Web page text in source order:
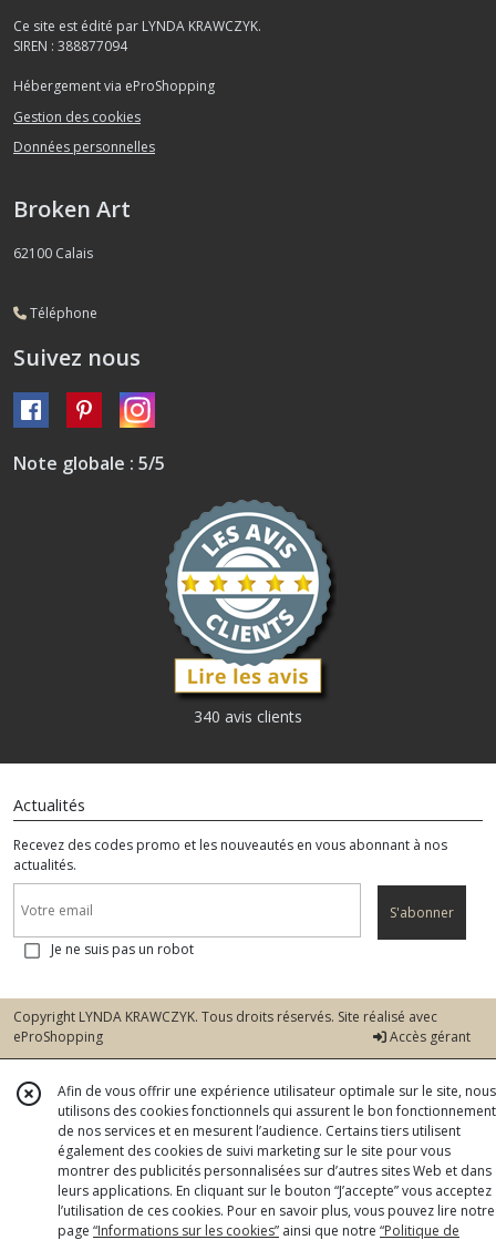
Ce site est édité par LYNDA KRAWCZYK.
SIREN : 388877094
Hébergement via eProShopping
Gestion des cookies
Données personnelles
Broken Art
62100 Calais
Téléphone
Suivez nous
Note globale : 5/5
340 avis clients
Actualités
Recevez des codes promo et les nouveautés en vous abonnant à nos
actualités.
S'abonner
Je ne suis pas un robot
Copyright LYNDA KRAWCZYK. Tous droits réservés. Site réalisé avec
eProShopping
Accès gérant
Afin de vous offrir une expérience utilisateur optimale sur le site, nous
utilisons des cookies fonctionnels qui assurent le bon fonctionnement
de nos services et en mesurent l’audience. Certains tiers utilisent
également des cookies de suivi marketing sur le site pour vous
montrer des publicités personnalisées sur d’autres sites Web et dans
leurs applications. En cliquant sur le bouton “J’accepte” vous acceptez
l’utilisation de ces cookies. Pour en savoir plus, vous pouvez lire notre
page “Informations sur les cookies” ainsi que notre “Politique de